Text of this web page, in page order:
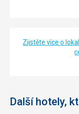
Zjistěte více o
Další hotely,